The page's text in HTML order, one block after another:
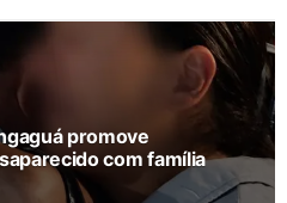
promove
com família